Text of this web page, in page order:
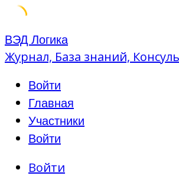
Skip
to
ВЭД Логика
Журнал, База знаний,
Войти
Главная
Участники
Войти
Войти